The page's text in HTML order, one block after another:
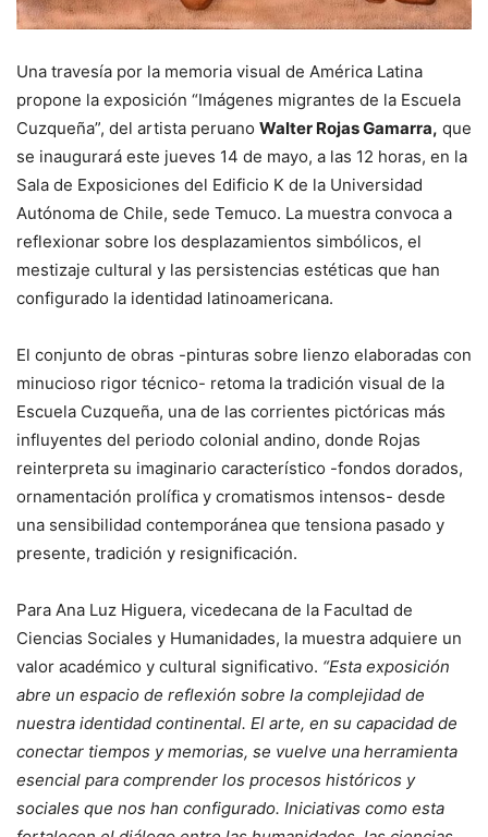
Una travesía por la memoria visual de América Latina
propone la exposición “Imágenes migrantes de la Escuela
Cuzqueña”, del artista peruano Walter Rojas Gamarra, que
se inaugurará este jueves 14 de mayo, a las 12 horas, en la
Sala de Exposiciones del Edificio K de la Universidad
Autónoma de Chile, sede Temuco. La muestra convoca a
reflexionar sobre los desplazamientos simbólicos, el
mestizaje cultural y las persistencias estéticas que han
configurado la identidad latinoamericana.
El conjunto de obras -pinturas sobre lienzo elaboradas con
minucioso rigor técnico- retoma la tradición visual de la
Escuela Cuzqueña, una de las corrientes pictóricas más
influyentes del periodo colonial andino, donde Rojas
reinterpreta su imaginario característico -fondos dorados,
ornamentación prolífica y cromatismos intensos- desde
una sensibilidad contemporánea que tensiona pasado y
presente, tradición y resignificación.
Para Ana Luz Higuera, vicedecana de la Facultad de
Ciencias Sociales y Humanidades, la muestra adquiere un
valor académico y cultural significativo. “Esta exposición
abre un espacio de reflexión sobre la complejidad de
nuestra identidad continental. El arte, en su capacidad de
conectar tiempos y memorias, se vuelve una herramienta
esencial para comprender los procesos históricos y
sociales que nos han configurado. Iniciativas como esta